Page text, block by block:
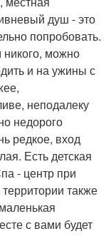
душ - это
попробовать.
можно
и на ужины с
неподалеку
недорого
редкое, вход
Есть детская
- центр при
также
с вами будет